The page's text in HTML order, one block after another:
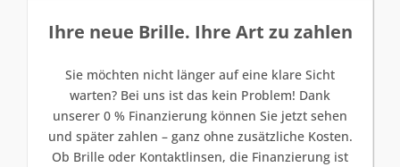
Ihre neue Brille. Ihre Art zu zahlen
Sie möchten nicht länger auf eine klare Sicht
warten? Bei uns ist das kein Problem! Dank
unserer 0 % Finanzierung können Sie jetzt sehen
und später zahlen – ganz ohne zusätzliche Kosten.
Ob Brille oder Kontaktlinsen, die Finanzierung ist